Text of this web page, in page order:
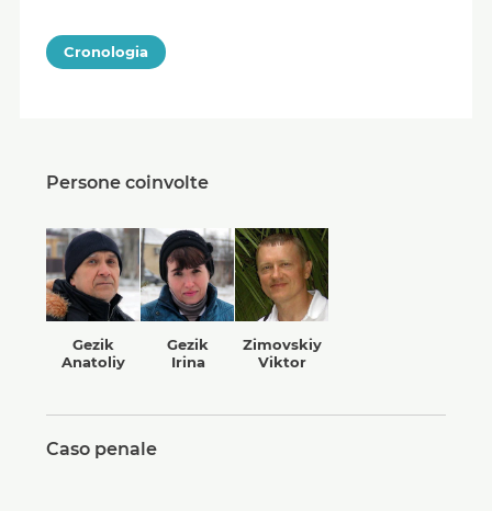
Cronologia
Persone coinvolte
Gezik
Anatoliy
Gezik
Irina
Zimovskiy
Viktor
Caso penale